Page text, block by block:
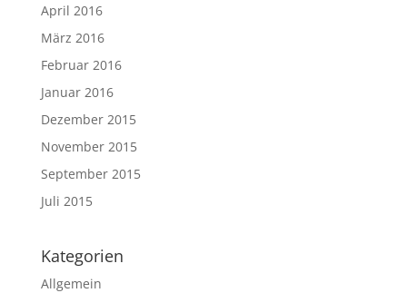
April 2016
März 2016
Februar 2016
Januar 2016
Dezember 2015
November 2015
September 2015
Juli 2015
Kategorien
Allgemein